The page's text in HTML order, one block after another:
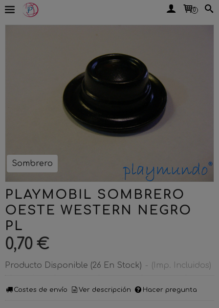
0
Sombrero
PLAYMOBIL SOMBRERO
OESTE WESTERN NEGRO
PL
0,70 €
Producto Disponible (26 En Stock) - (Imp. Incluidos)
Costes de envío Ver descripción Hacer pregunta